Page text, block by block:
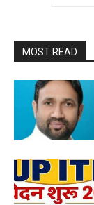
MOST READ